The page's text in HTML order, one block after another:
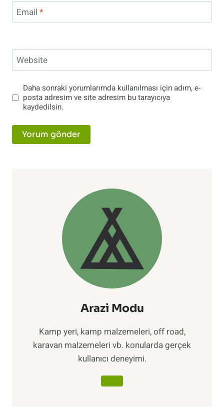
Email *
Website
Daha sonraki yorumlarımda kullanılması için adım, e-
posta adresim ve site adresim bu tarayıcıya
kaydedilsin.
Arazi Modu
Kamp yeri, kamp malzemeleri, off road,
karavan malzemeleri vb. konularda gerçek
kullanıcı deneyimi.